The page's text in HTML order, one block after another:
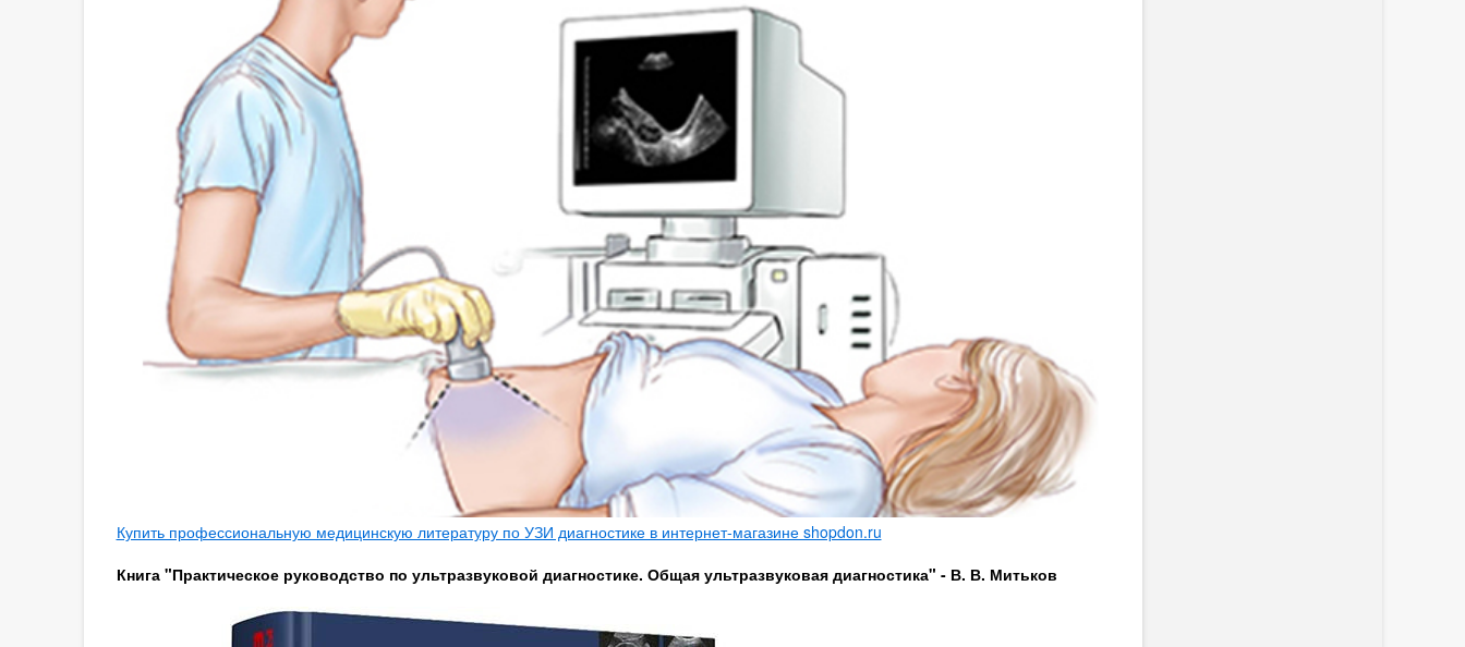
Купить профессиональную медицинскую литературу по УЗИ диагностике в интернет-магазине shopdon.ru
Книга "Практическое руководство по ультразвуковой диагностике. Общая ультразвуковая диагностика" - В. В. Митьков